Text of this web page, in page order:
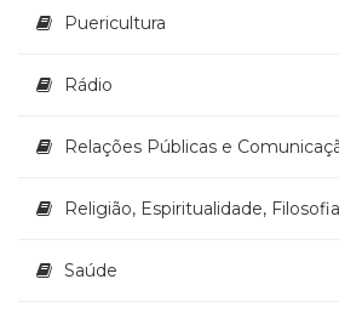
(1)
(32)
Puericultura
Rádio
Relações Públicas e
Religião, Espiritualidade, Filosofia
Saúde